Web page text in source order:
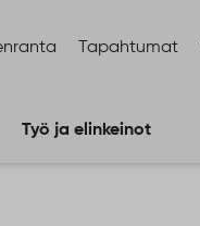
Tapahtumat
Työ ja elinkeinot